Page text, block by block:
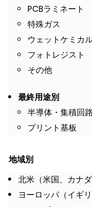
PCBラミネート
特殊ガス
ウェットケミカ
フォトレジスト
その他
最終用途別
半導体・集積回路
プリント基板
地域別
北米（米国、カナダ
ヨーロッパ（イギ